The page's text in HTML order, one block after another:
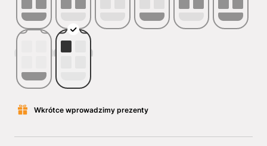
Wkrótce wprowadzimy prezenty